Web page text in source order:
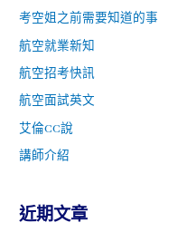
考空姐之前需要知道的事
航空就業新知
航空招考快訊
航空面試英文
艾倫CC說
講師介紹
近期文章